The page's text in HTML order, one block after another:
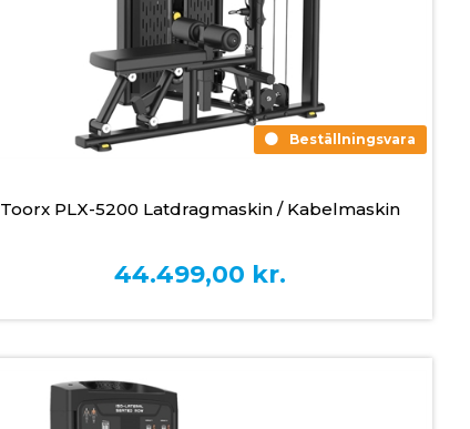
Beställningsvara
Toorx PLX-5200 Latdragmaskin / Kabelmaskin
44.499,00 kr.